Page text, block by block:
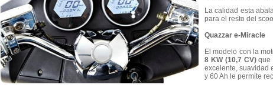
La calidad esta
para el resto del
Quazzar e-Miracle
El modelo con la
8 KW (10,7 CV)que
excelente, suavidad
y 60 Ah le permite